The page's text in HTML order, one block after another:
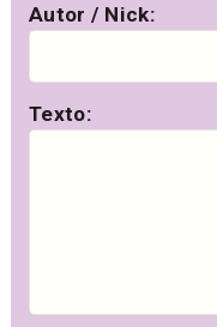
Autor / Nick:
Texto: